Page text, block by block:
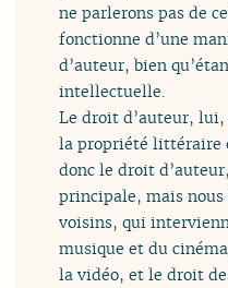
ne parlerons pas de
fonctionne d’une
d’auteur, bien
intellectuelle.
Le droit d’auteur,
la propriété littéraire
donc le droit
principale, mais
voisins, qui
musique et du
la vidéo, et le droit